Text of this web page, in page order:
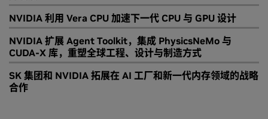
NVIDIA 利用 Vera CPU 加速下一代 CPU 与 GPU 设计
NVIDIA 扩展 Agent Toolkit，集成 PhysicsNeMo 与
CUDA-X 库，重塑全球工程、设计与制造方式
SK 集团和 NVIDIA 拓展在 AI 工厂和新一代内存领域的战略
合作